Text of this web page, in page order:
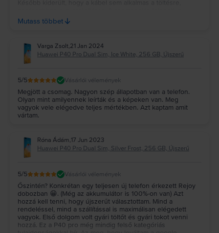
csomag is gyorsan megérkezett. Mindezek
figyelembevételével tudom ajánlani őket.
Mutass többet
Varga Zsolt,21 Jan 2024
Huawei P40 Pro Dual Sim, Ice White, 256 GB, Újszerű
5/5 Vásárlói vélemények
Megjött a csomag. Nagyon szép állapotban van a telefon.
Olyan mint amilyennek leírták és a képeken van. Meg
vagyok vele elégedve teljes mértékben. Azt kaptam amit
vártam.
Róna Ádám,17 Jun 2023
Huawei P40 Pro Dual Sim, Silver Frost, 256 GB, Újszerű
5/5 Vásárlói vélemények
Őszintén? Konkrétan egy teljesen új telefon érkezett Rejoy
dobozban 😁. (Még az akkumulátor is 100%-on van) Azt
hozzá kell tenni, hogy újszerűt választottam. Mind a
rendeléssel, mind a szállítással is maximálisan elégedett
vagyok. Első dolgom volt gyári töltőt és gyári tokot venni
hozzá. Ez a P40 pro még mindig felső kategóriás